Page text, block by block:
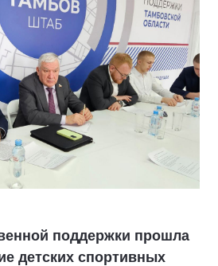
поддержки прошла
детских спортивных